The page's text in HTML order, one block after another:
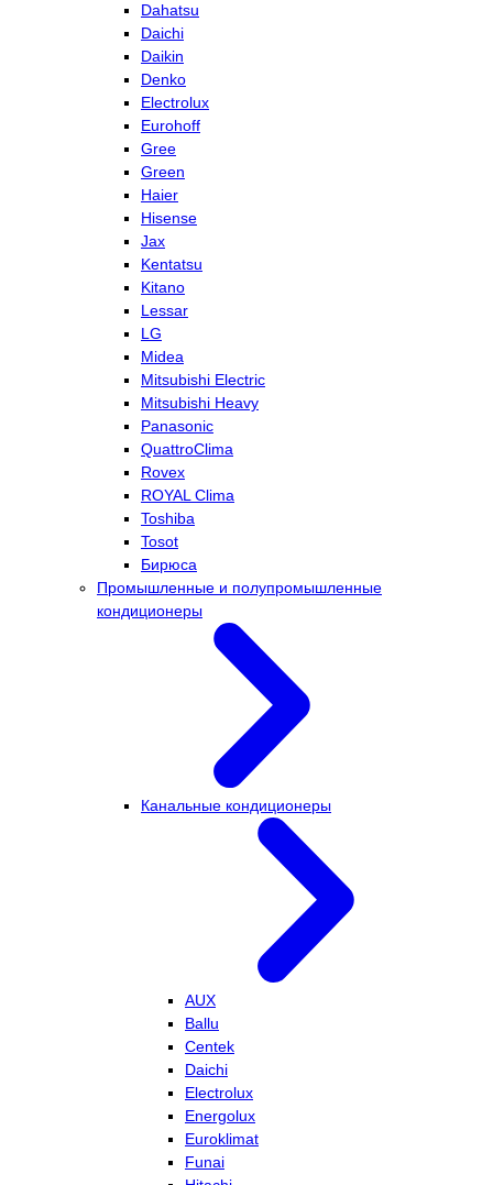
Dahatsu
Daichi
Daikin
Denko
Electrolux
Eurohoff
Gree
Green
Haier
Hisense
Jax
Kentatsu
Kitano
Lessar
LG
Midea
Mitsubishi Electric
Mitsubishi Heavy
Panasonic
QuattroClima
Rovex
ROYAL Clima
Toshiba
Tosot
Бирюса
Промышленные и полупромышленные
кондиционеры
Канальные кондиционеры
AUX
Ballu
Centek
Daichi
Electrolux
Energolux
Euroklimat
Funai